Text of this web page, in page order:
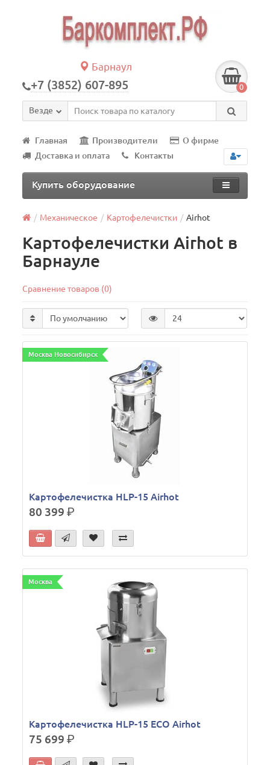
Барнаул
+7 (3852) 607-895 0
Везде
Главная Производители
О фирме
Доставка и оплата
Контакты
Купить оборудование
Механическое Картофелечистки Airhot
Картофелечистки Airhot в
Барнауле
Сравнение товаров (0)
Москва Новосибирск
Картофелечистка HLP-15 Airhot
80 399р.
Москва
Картофелечистка HLP-15 ECO Airhot
75 699р.